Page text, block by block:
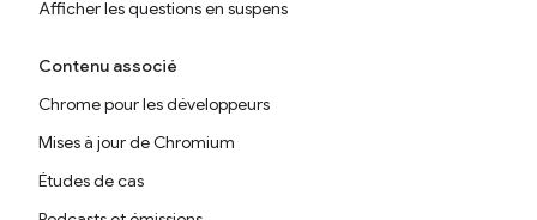
Afficher les questions en suspens
Contenu associé
Chrome pour les développeurs
Mises à jour de Chromium
Études de cas